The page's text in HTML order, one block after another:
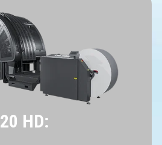
20 HD: